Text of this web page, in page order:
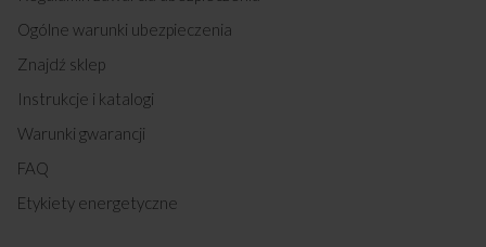
Ogólne warunki ubezpieczenia
Znajdź sklep
Instrukcje i katalogi
Warunki gwarancji
FAQ
Etykiety energetyczne